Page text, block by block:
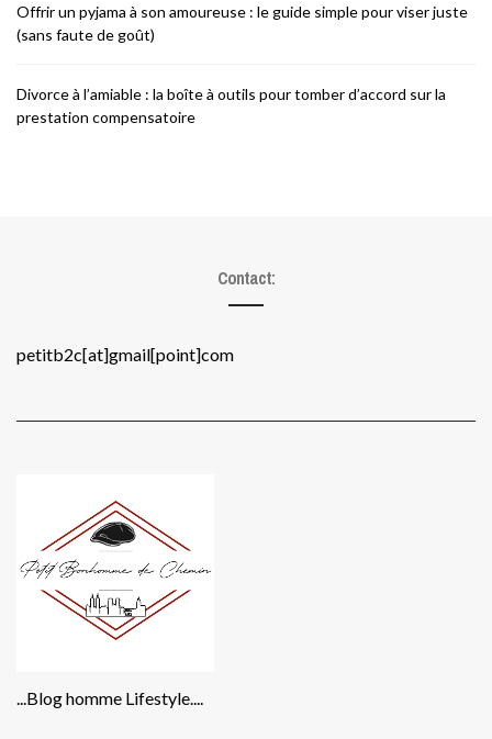
Offrir un pyjama à son amoureuse : le guide simple pour viser juste
(sans faute de goût)
Divorce à l’amiable : la boîte à outils pour tomber d’accord sur la
prestation compensatoire
Contact:
petitb2c[at]gmail[point]com
...Blog homme Lifestyle....